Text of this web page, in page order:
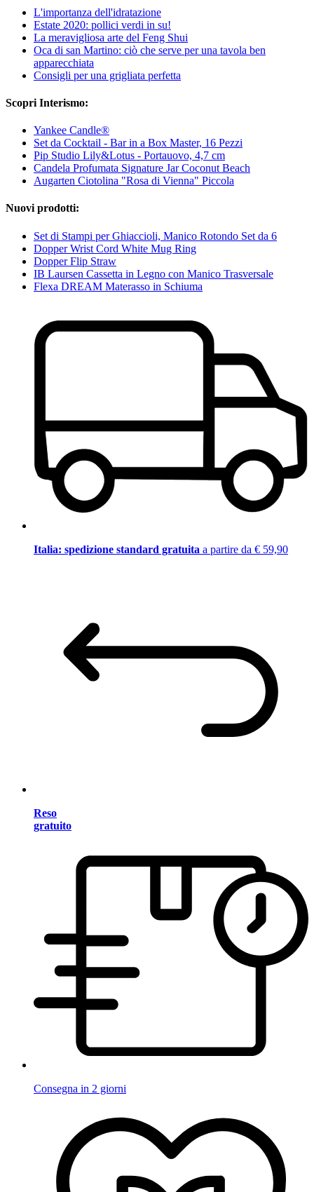
L'importanza dell'idratazione
Estate 2020: pollici verdi in su!
La meravigliosa arte del Feng Shui
Oca di san Martino: ciò che serve per una tavola ben
apparecchiata
Consigli per una grigliata perfetta
Scopri Interismo:
Yankee Candle®
Set da Cocktail - Bar in a Box Master, 16 Pezzi
Pip Studio Lily&Lotus - Portauovo, 4,7 cm
Candela Profumata Signature Jar Coconut Beach
Augarten Ciotolina "Rosa di Vienna" Piccola
Nuovi prodotti:
Set di Stampi per Ghiaccioli, Manico Rotondo Set da 6
Dopper Wrist Cord White Mug Ring
Dopper Flip Straw
IB Laursen Cassetta in Legno con Manico Trasversale
Flexa DREAM Materasso in Schiuma
Italia: spedizione standard gratuita a partire da € 59,90
Reso
gratuito
Consegna in 2 giorni